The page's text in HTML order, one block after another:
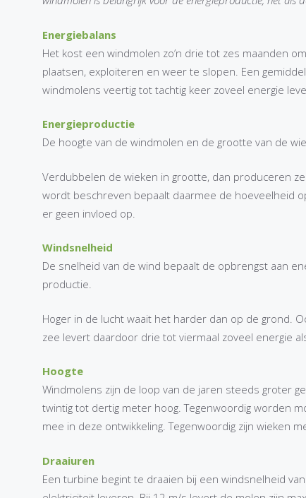
Energiebalans
Het kost een windmolen zo’n drie tot zes maanden
plaatsen, exploiteren en weer te slopen. Een
windmolens veertig tot tachtig keer zoveel energie
Energieproductie
De hoogte van de windmolen en de grootte van de
Verdubbelen de wieken in grootte, dan produceren
wordt beschreven bepaalt daarmee de hoeveelheid
er geen invloed op.
Windsnelheid
De snelheid van de wind bepaalt de opbrengst aan
productie.
Hoger in de lucht waait het harder dan op de grond.
zee levert daardoor drie tot viermaal zoveel energie
Hoogte
Windmolens zijn de loop van de jaren steeds groter
twintig tot dertig meter hoog. Tegenwoordig worden
mee in deze ontwikkeling. Tegenwoordig zijn wieken
Draaiuren
Een turbine begint te draaien bij een windsnelheid